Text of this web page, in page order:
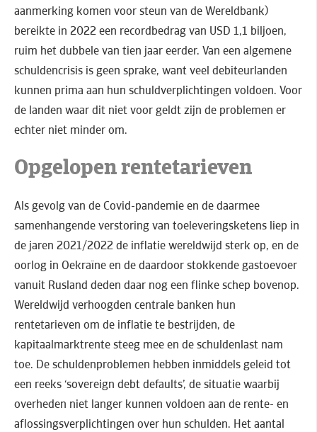
aanmerking komen voor steun van de Wereldbank)
bereikte in 2022 een recordbedrag van USD 1,1 biljoen,
ruim het dubbele van tien jaar eerder. Van een algemene
schuldencrisis is geen sprake, want veel debiteurlanden
kunnen prima aan hun schuldverplichtingen voldoen. Voor
de landen waar dit niet voor geldt zijn de problemen er
echter niet minder om.
Opgelopen rentetarieven
Als gevolg van de Covid-pandemie en de daarmee
samenhangende verstoring van toeleveringsketens liep in
de jaren 2021/2022 de inflatie wereldwijd sterk op, en de
oorlog in Oekraïne en de daardoor stokkende gastoevoer
vanuit Rusland deden daar nog een flinke schep bovenop.
Wereldwijd verhoogden centrale banken hun
rentetarieven om de inflatie te bestrijden, de
kapitaalmarktrente steeg mee en de schuldenlast nam
toe. De schuldenproblemen hebben inmiddels geleid tot
een reeks ‘sovereign debt defaults’, de situatie waarbij
overheden niet langer kunnen voldoen aan de rente- en
aflossingsverplichtingen over hun schulden. Het aantal